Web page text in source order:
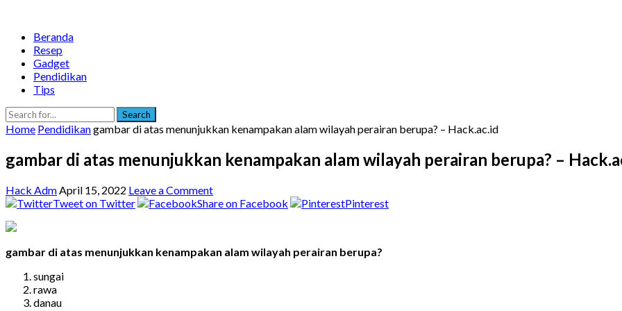
Beranda
Resep
Gadget
Pendidikan
Tips
Search
Home Pendidikangambar di atas menunjukkan kenampakan alam wilayah perairan berupa? – Hack.ac.id
gambar di atas menunjukkan kenampakan alam wilayah perairan berupa? –
Hack AdmApril 15, 2022 Leave a Comment
Tweet on Twitter
Share on Facebook Pinterest
gambar di atas menunjukkan kenampakan alam wilayah perairan berupa?
sungai
rawa
danau